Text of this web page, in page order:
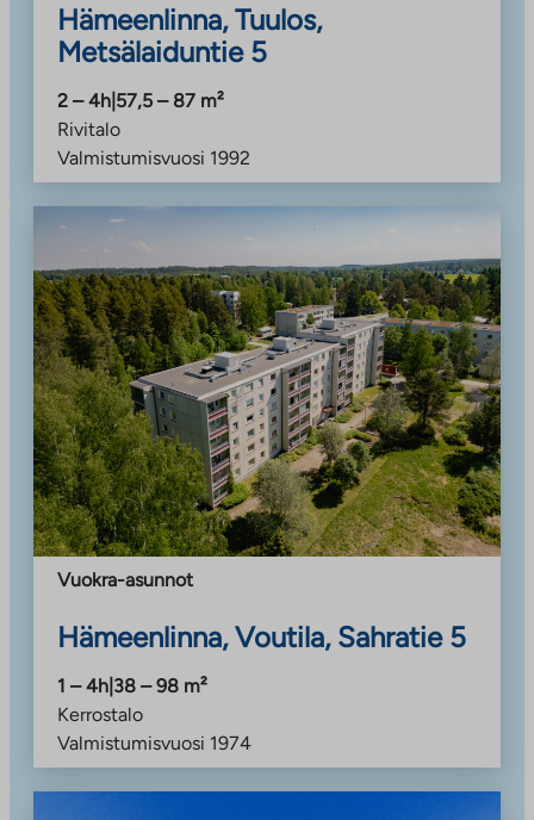
Hämeenlinna, Tuulos,
Metsälaiduntie 5
2 – 4h 57,5 – 87 m²
Rivitalo
Valmistumisvuosi 1992
Vuokra-asunnot
Hämeenlinna, Voutila, Sahratie 5
1 – 4h 38 – 98 m²
Kerrostalo
Valmistumisvuosi 1974